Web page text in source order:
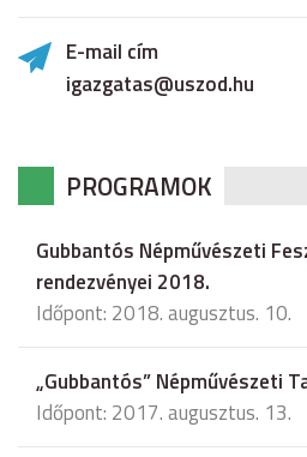
E-mail cím
igazgatas@uszod.hu
PROGRAMOK
Gubbantós Népművészeti
rendezvényei 2018.
Időpont: 2018. augusztus. 10.
„Gubbantós” Népművészeti
Időpont: 2017. augusztus. 13.